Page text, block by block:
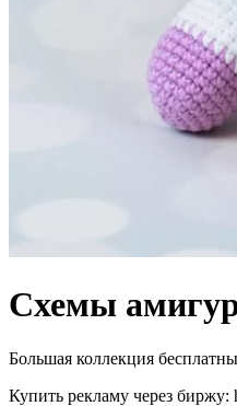
Схемы
Большая коллекция
Купить рекламу через биржу: